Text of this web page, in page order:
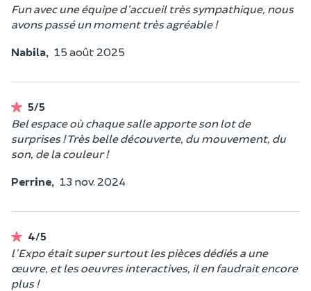
Fun avec une équipe d'accueil très sympathique, nous
avons passé un moment très agréable !
Nabila, 15 août 2025
5/5
Bel espace où chaque salle apporte son lot de
surprises ! Très belle découverte, du mouvement, du
son, de la couleur !
Perrine, 13 nov. 2024
4/5
l'Expo était super surtout les pièces dédiés a une
œuvre, et les oeuvres interactives, il en faudrait encore
plus !